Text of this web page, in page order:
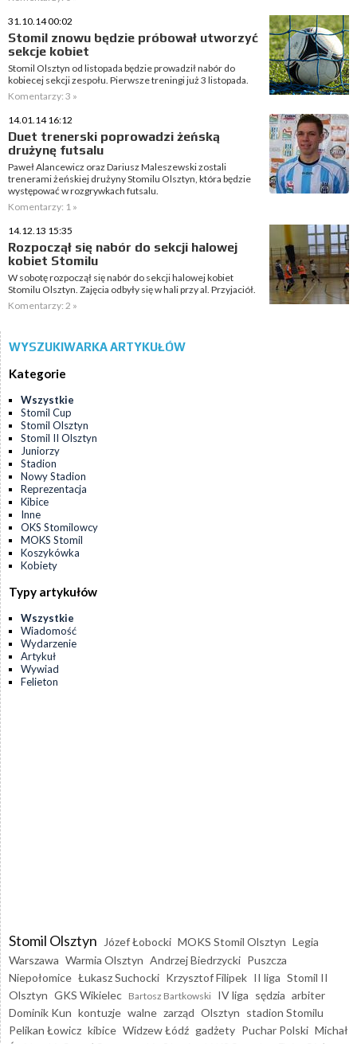
31.10.14 00:02
Stomil znowu będzie próbował utworzyć
sekcje kobiet
Stomil Olsztyn od listopada będzie prowadził nabór do
kobiecej sekcji zespołu. Pierwsze treningi już 3 listopada.
Komentarzy: 3 »
14.01.14 16:12
Duet trenerski poprowadzi żeńską
drużynę futsalu
Paweł Alancewicz oraz Dariusz Maleszewski zostali
trenerami żeńskiej drużyny Stomilu Olsztyn, która będzie
występować w rozgrywkach futsalu.
Komentarzy: 1 »
14.12.13 15:35
Rozpoczął się nabór do sekcji halowej
kobiet Stomilu
W sobotę rozpoczął się nabór do sekcji halowej kobiet
Stomilu Olsztyn. Zajęcia odbyły się w hali przy al. Przyjaciół.
Komentarzy: 2 »
WYSZUKIWARKA ARTYKUŁÓW
Kategorie
Wszystkie
Stomil Cup
Stomil Olsztyn
Stomil II Olsztyn
Juniorzy
Stadion
Nowy Stadion
Reprezentacja
Kibice
Inne
OKS Stomilowcy
MOKS Stomil
Koszykówka
Kobiety
Typy artykułów
Wszystkie
Wiadomość
Wydarzenie
Artykuł
Wywiad
Felieton
Stomil Olsztyn Józef Łobocki MOKS Stomil Olsztyn Legia
Warszawa Warmia Olsztyn Andrzej Biedrzycki Puszcza
Niepołomice Łukasz Suchocki Krzysztof Filipek II liga Stomil II
Olsztyn GKS Wikielec Bartosz Bartkowski IV liga sędzia arbiter
Dominik Kun kontuzje walne zarząd Olsztyn stadion Stomilu
Pelikan Łowicz kibice Widzew Łódź gadżety Puchar Polski Michał